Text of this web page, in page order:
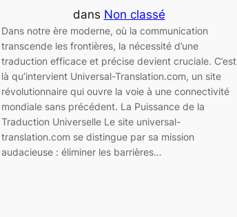
dans Non classé
Dans notre ère moderne, où la communication
transcende les frontières, la nécessité d’une
traduction efficace et précise devient cruciale. C’est
là qu’intervient Universal-Translation.com, un site
révolutionnaire qui ouvre la voie à une connectivité
mondiale sans précédent. La Puissance de la
Traduction Universelle Le site universal-
translation.com se distingue par sa mission
audacieuse : éliminer les barrières…